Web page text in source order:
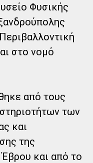
Φυσικής
στο νομό
από τους
των
και
της
και από το